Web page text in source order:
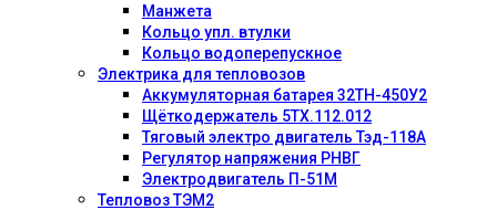
Манжета
Кольцо упл. втулки
Кольцо водоперепускное
Электрика для тепловозов
Аккумуляторная батарея 32ТН-450У2
Щёткодержатель 5ТХ.112.012
Тяговый электро двигатель Тэд-118А
Регулятор напряжения РНВГ
Электродвигатель П-51М
Тепловоз ТЭМ2